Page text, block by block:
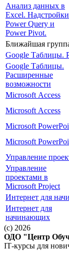
Анализ данных в
Excel. Надстройки
Power Query и
Power Pivot.
Ближайшая
Google Таблицы.
Google Таблицы.
Расширенные
возможности
Microsoft Access
Microsoft Access
Microsoft
Microsoft
Управление
Управление
проектами в
Microsoft Project
Интернет для
Интернет для
начинающих
(c) 2026
ОДО "Центр
IT‑курсы для